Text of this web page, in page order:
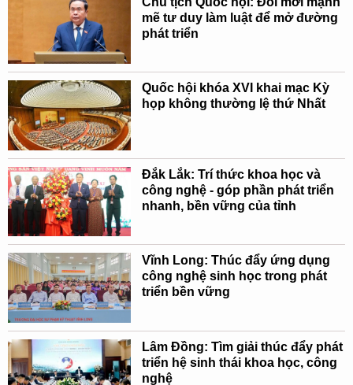
mẽ tư duy làm luật để mở đường
phát triển
Quốc hội khóa XVI khai mạc Kỳ
họp không thường lệ thứ Nhất
Đắk Lắk: Trí thức khoa học và
công nghệ - góp phần phát triển
nhanh, bền vững của tỉnh
Vĩnh Long: Thúc đẩy ứng dụng
công nghệ sinh học trong phát
triển bền vững
Lâm Đồng: Tìm giải thúc đẩy phát
triển hệ sinh thái khoa học, công
nghệ